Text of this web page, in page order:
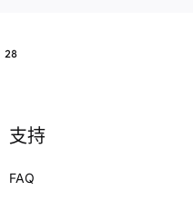
28
支持
FAQ